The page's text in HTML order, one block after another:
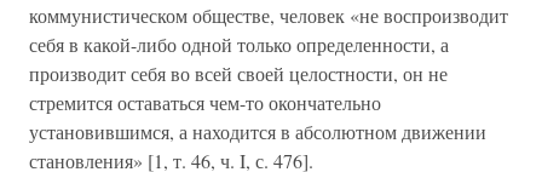
коммунистическом обществе, человек «не воспроизводит
себя в какой-либо одной только определенности, а
производит себя во всей своей целостности, он не
стремится оставаться чем-то окончательно
установившимся, а находится в абсолютном движении
становления» [1, т. 46, ч. I, с. 476].